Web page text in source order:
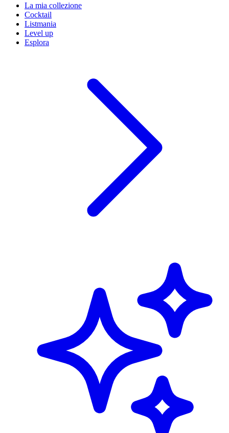
La mia collezione
Cocktail
Listmania
Level up
Esplora